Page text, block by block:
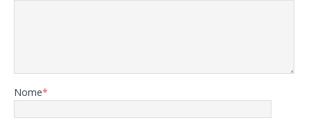
Nome*